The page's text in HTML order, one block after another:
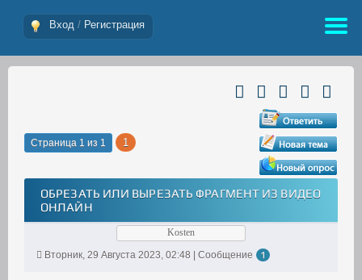
Вход / Регистрация
Страница 1 из 1 1
ОБРЕЗАТЬ ИЛИ ВЫРЕЗАТЬ ФРАГМЕНТ ИЗ ВИДЕО
ОНЛАЙН
Kosten
Вторник, 29 Августа 2023, 02:48 | Сообщение
1